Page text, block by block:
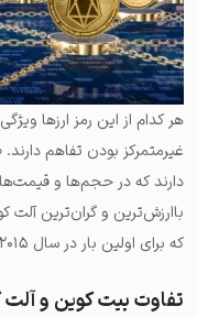
هر کدام از این رمز ارزها
غیرمتمرکز بودن تفاهم
دارند که در حجم‌ها و
که برای اولین بار در سال ۲۰۱۵ ارائه شد.
تفاوت بیت کوین و